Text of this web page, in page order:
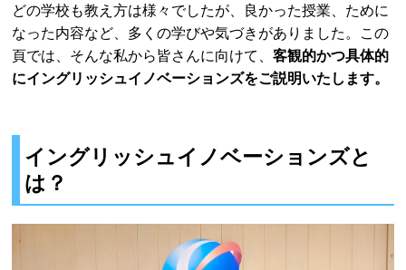
どの学校も教え方は様々でしたが、良かった授業、ために
なった内容など、多くの学びや気づきがありました。この
頁では、そんな私から皆さんに向けて、客観的かつ具体的
にイングリッシュイノベーションズをご説明いたします。
イングリッシュイノベーションズと
は？